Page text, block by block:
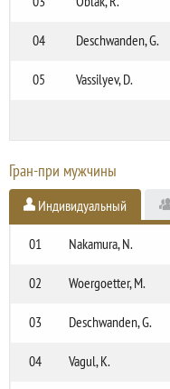
04 Deschwanden, G.
05 Vassilyev, D.
Гран-при мужчины
Индивидуальный
01 Nakamura, N.
02 Woergoetter, M.
03 Deschwanden, G.
04 Vagul, K.